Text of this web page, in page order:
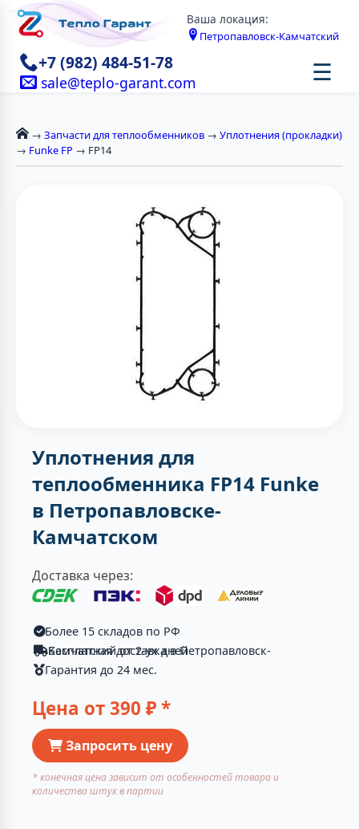
Ваша локация:
Петропавловск-Камчатский
+7 (982) 484-51-78
sale@teplo-garant.com ☰
→ Запчасти для теплообменников → Уплотнения (прокладки)
→ Funke FP → FP14
Уплотнения для
теплообменника FP14 Funke
в Петропавловске-
Камчатском
Доставка через:
Более 15 складов по РФ
Бесплатная доставка в Петропавловск-Камчатский от 2-ух дней
Гарантия до 24 мес.
Цена от390 ₽ *
Запросить цену
* конечная цена зависит от особенностей товара и
количества штук в партии